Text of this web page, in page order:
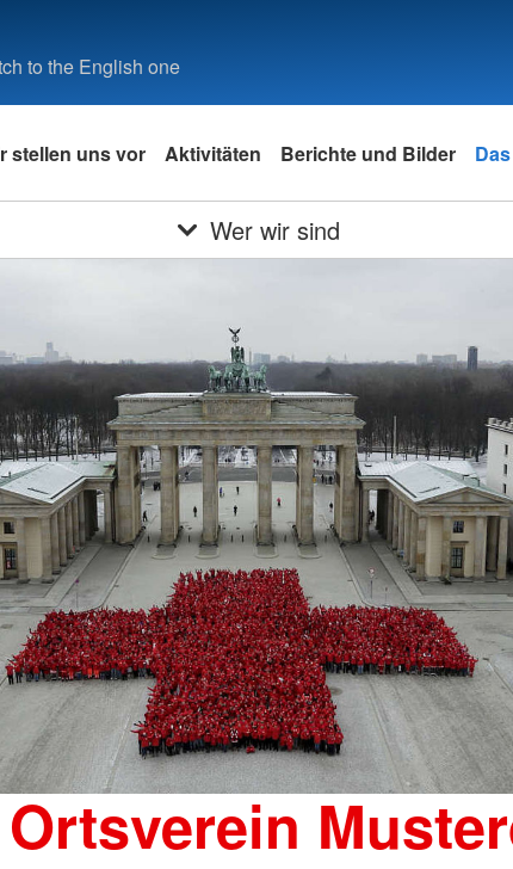
to the English one
stellen uns vor Aktivitäten Berichte und Bilder
Wer wir sind